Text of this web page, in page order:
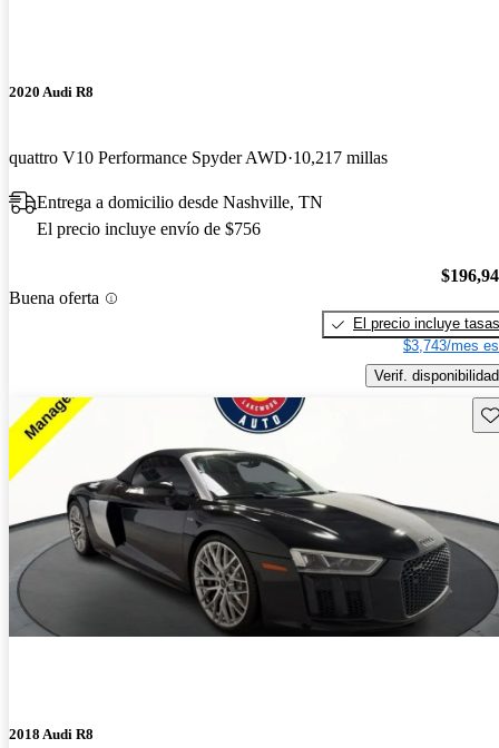
2020 Audi R8
quattro V10 Performance Spyder AWD 10,217 millas
Entrega a domicilio desde Nashville, TN
El precio incluye envío de $756
Buena oferta
El precio incluye tasas
$3,743/mes
Verif. disponibilidad
2018 Audi R8